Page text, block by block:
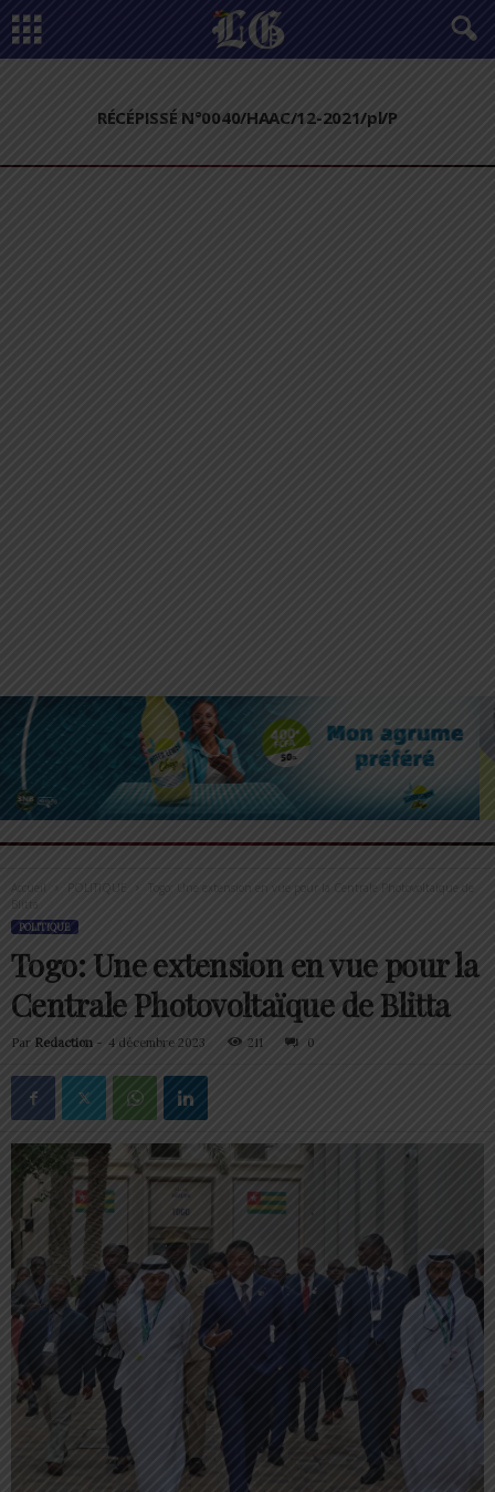
RÉCÉPISSÉ N°0040/HAAC/12-2021/pl/P
Accueil POLITIQUE
Togo: Une extension en vue pour la Centrale Photovoltaïque de
Blitta
POLITIQUE
Togo: Une extension en vue pour la
Centrale Photovoltaïque de Blitta
Par Redaction - 4 décembre 2023 211 0